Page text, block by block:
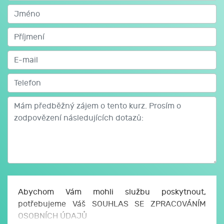
Rekvalifikační kurz Účetnictví je koncipován tak, aby i
úplný začátečník byl schopen po absolvování kurzu
vést účetnictví pro malé a střední firmy.
Náplní kurzu je kompletní účtování od zavedení účetní
jednotky až po účetní uzávěrku.
Studijní materiály:
Abychom Vám mohli službu poskytnout,
potřebujeme Váš SOUHLAS SE ZPRACOVÁNÍM
OSOBNÍCH ÚDAJŮ